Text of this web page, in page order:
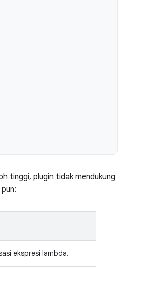
tinggi, plugin tidak mendukung
ekspresi lambda.